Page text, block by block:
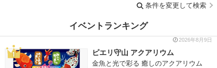
条件を変更して検索
イベントランキング
2026年8月9日
ピエリ守山 アクアリウム
金魚と光で彩る 癒しのアクアリウム